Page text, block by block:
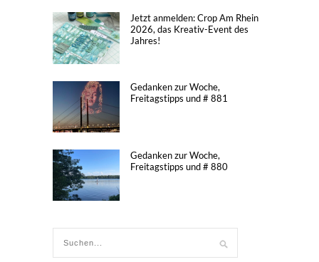
Jetzt anmelden: Crop Am Rhein
2026, das Kreativ-Event des
Jahres!
Gedanken zur Woche,
Freitagstipps und # 881
Gedanken zur Woche,
Freitagstipps und # 880